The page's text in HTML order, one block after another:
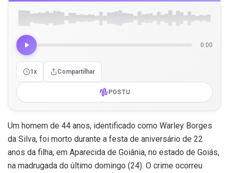
0:00
1x Compartilhar
POSTU
Um homem de 44 anos, identificado como Warley Borges
da Silva, foi morto durante a festa de aniversário de 22
anos da filha, em Aparecida de Goiânia, no estado de Goiás,
na madrugada do último domingo (24). O crime ocorreu